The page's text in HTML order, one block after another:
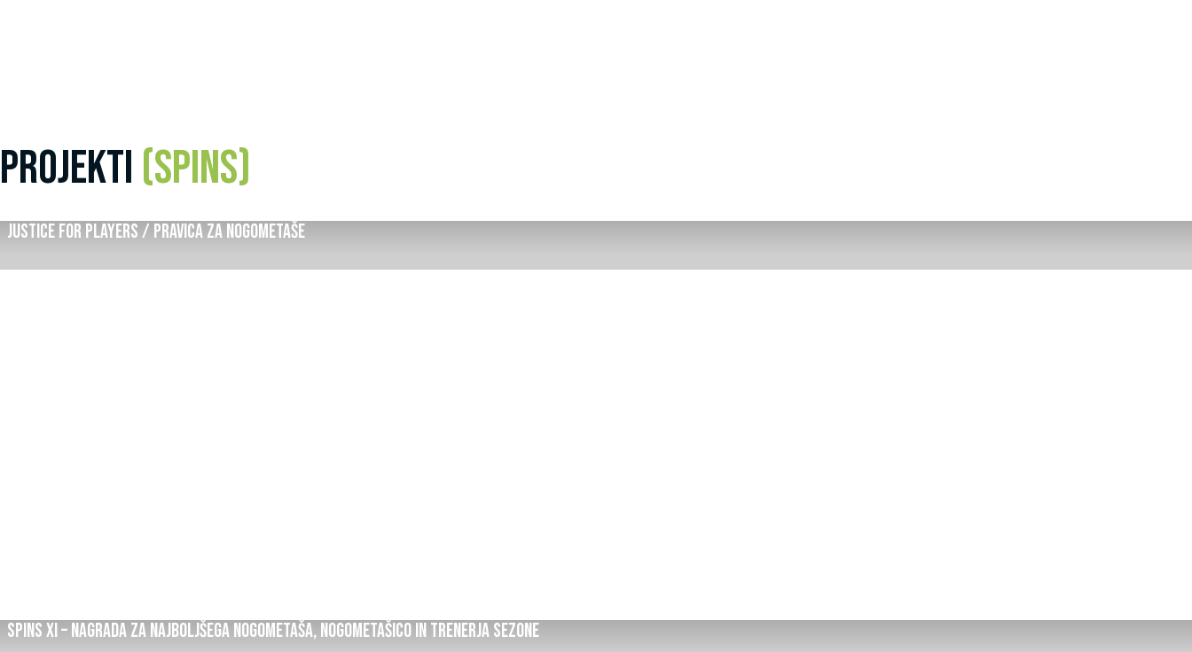
projekti (SPINS)
Justice for players / Pravica za nogometaše
spins xi – Nagrada za najboljšega nogometaša, nogometašico in trenerja sezonE